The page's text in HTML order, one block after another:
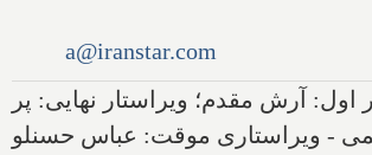
a@iranstar.com
اول: آرش مقدم؛ ویراستار نهایی: پر
- ویراستاری موقت: عباس حسنلو